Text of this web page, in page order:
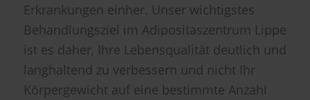
Erkrankungen einher. Unser wichtigstes
Behandlungsziel im Adipositaszentrum Lippe
ist es daher, Ihre Lebensqualität deutlich und
langhaltend zu verbessern und nicht Ihr
Körpergewicht auf eine bestimmte Anzahl